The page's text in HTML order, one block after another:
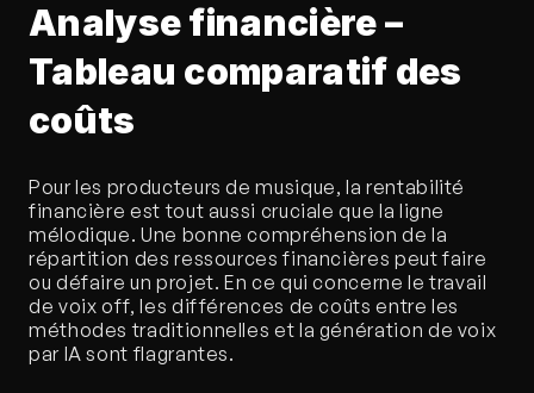
Analyse financière –
Tableau comparatif des
coûts
Pour les producteurs de musique, la rentabilité
financière est tout aussi cruciale que la ligne
mélodique. Une bonne compréhension de la
répartition des ressources financières peut faire
ou défaire un projet. En ce qui concerne le travail
de voix off, les différences de coûts entre les
méthodes traditionnelles et la génération de voix
par IA sont flagrantes.